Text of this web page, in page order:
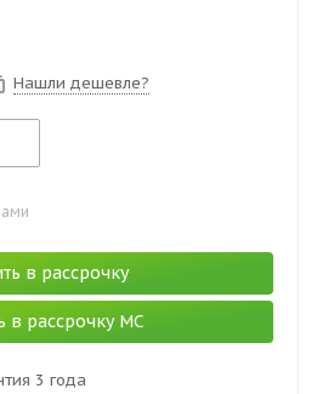
Нашли дешевле?
в рассрочку
в рассрочку МС
3 года